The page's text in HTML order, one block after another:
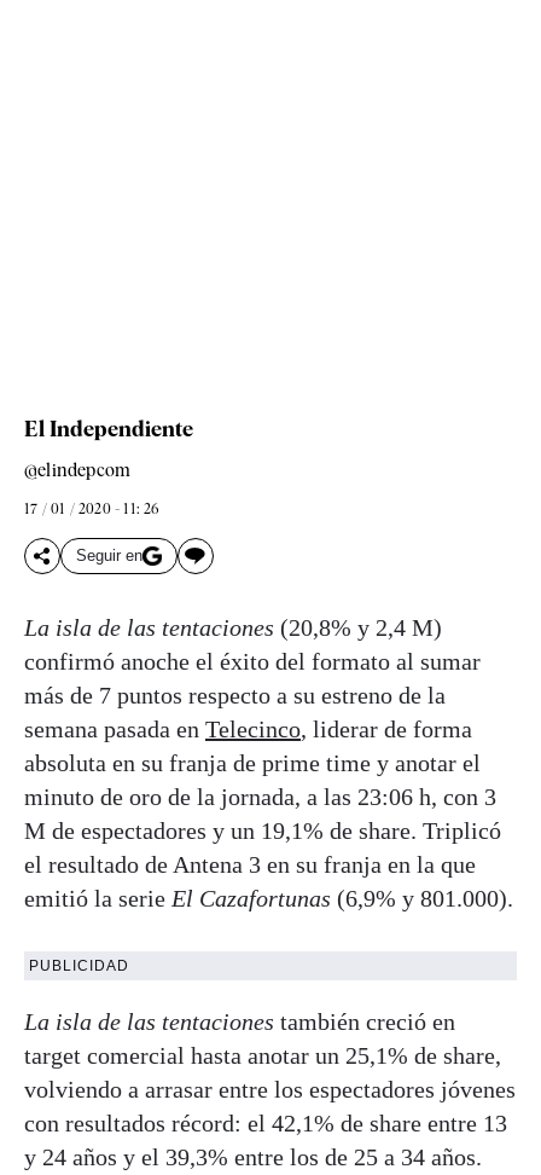
El Independiente
@elindepcom
17 / 01 / 2020 - 11: 26
Seguir en
La isla de las tentaciones (20,8% y 2,4 M)
confirmó anoche el éxito del formato al sumar
más de 7 puntos respecto a su estreno de la
semana pasada en Telecinco, liderar de forma
absoluta en su franja de prime time y anotar el
minuto de oro de la jornada, a las 23:06 h, con 3
M de espectadores y un 19,1% de share. Triplicó
el resultado de Antena 3 en su franja en la que
emitió la serie El Cazafortunas (6,9% y 801.000).
PUBLICIDAD
La isla de las tentaciones también creció en
target comercial hasta anotar un 25,1% de share,
volviendo a arrasar entre los espectadores jóvenes
con resultados récord: el 42,1% de share entre 13
y 24 años y el 39,3% entre los de 25 a 34 años.